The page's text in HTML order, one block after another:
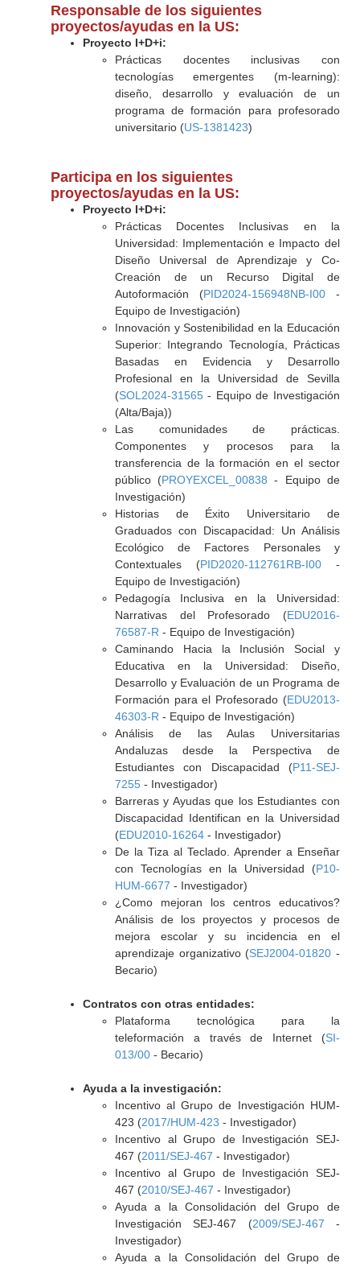
Responsable de los siguientes
proyectos/ayudas en la US:
Proyecto I+D+i:
Prácticas docentes inclusivas con
tecnologías emergentes (m-learning):
diseño, desarrollo y evaluación de un
programa de formación para profesorado
universitario (US-1381423)
Participa en los siguientes
proyectos/ayudas en la US:
Proyecto I+D+i:
Prácticas Docentes Inclusivas en la
Universidad: Implementación e Impacto del
Diseño Universal de Aprendizaje y Co-
Creación de un Recurso Digital de
Autoformación (PID2024-156948NB-I00-
Equipo de Investigación)
Innovación y Sostenibilidad en la Educación
Superior: Integrando Tecnología, Prácticas
Basadas en Evidencia y Desarrollo
Profesional en la Universidad de Sevilla
(SOL2024-31565- Equipo de Investigación
(Alta/Baja))
Las comunidades de prácticas.
Componentes y procesos para la
transferencia de la formación en el sector
público (PROYEXCEL_00838 - Equipo de
Investigación)
Historias de Éxito Universitario de
Graduados con Discapacidad: Un Análisis
Ecológico de Factores Personales y
Contextuales (PID2020-112761RB-I00-
Equipo de Investigación)
Pedagogía Inclusiva en la Universidad:
Narrativas del Profesorado (EDU2016-
76587-R - Equipo de Investigación)
Caminando Hacia la Inclusión Social y
Educativa en la Universidad: Diseño,
Desarrollo y Evaluación de un Programa de
Formación para el Profesorado (EDU2013-
46303-R - Equipo de Investigación)
Análisis de las Aulas Universitarias
Andaluzas desde la Perspectiva de
Estudiantes con Discapacidad (P11-SEJ-
7255- Investigador)
Barreras y Ayudas que los Estudiantes con
Discapacidad Identifican en la Universidad
(EDU2010-16264- Investigador)
De la Tiza al Teclado. Aprender a Enseñar
con Tecnologías en la Universidad (P10-
HUM-6677 - Investigador)
¿Como mejoran los centros educativos?
Análisis de los proyectos y procesos de
mejora escolar y su incidencia en el
aprendizaje organizativo (SEJ2004-01820 -
Becario)
Contratos con otras entidades:
Plataforma tecnológica para la
teleformación a través de Internet (SI-
013/00- Becario)
Ayuda a la investigación:
Incentivo al Grupo de Investigación HUM-
423 (2017/HUM-423 - Investigador)
Incentivo al Grupo de Investigación SEJ-
467 (2011/SEJ-467 - Investigador)
Incentivo al Grupo de Investigación SEJ-
467 (2010/SEJ-467 - Investigador)
Ayuda a la Consolidación del Grupo de
Investigación SEJ-467 (2009/SEJ-467 -
Investigador)
Ayuda a la Consolidación del Grupo de